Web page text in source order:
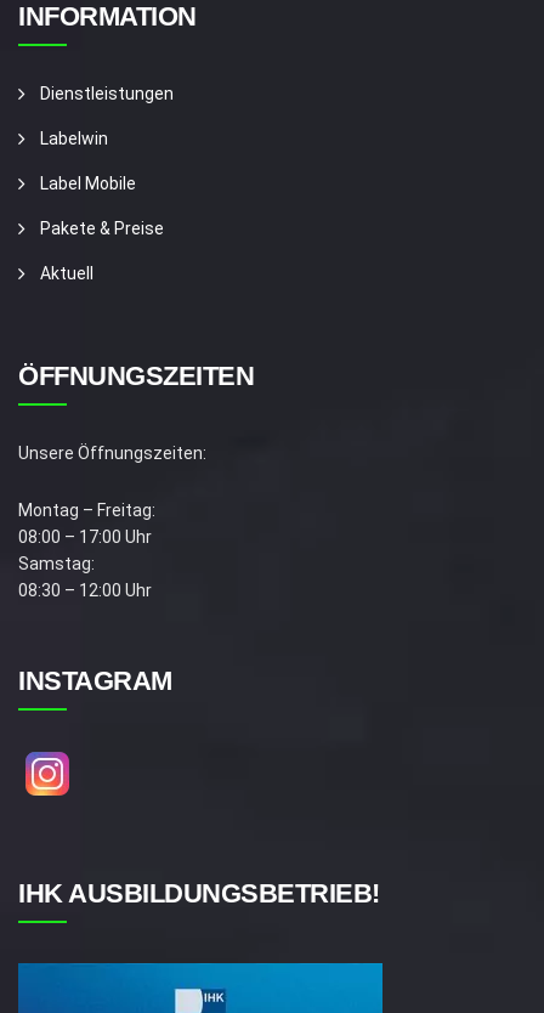
INFORMATION
Dienstleistungen
Labelwin
Label Mobile
Pakete & Preise
Aktuell
ÖFFNUNGSZEITEN
Unsere Öffnungszeiten:
Montag – Freitag:
08:00 – 17:00 Uhr
Samstag:
08:30 – 12:00 Uhr
INSTAGRAM
IHK AUSBILDUNGSBETRIEB!